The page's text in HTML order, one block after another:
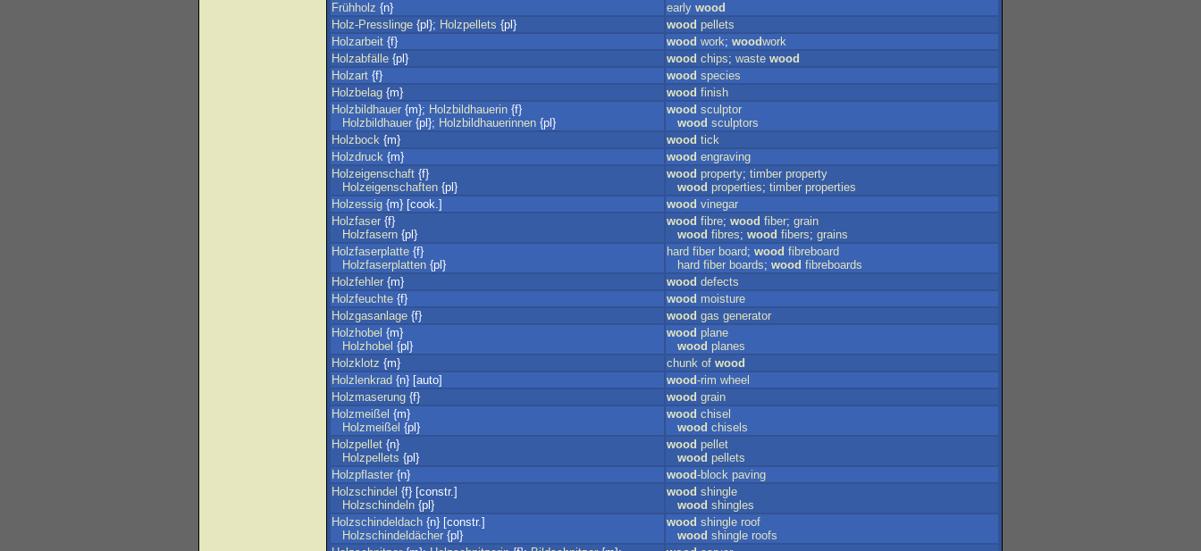
Frühholz {n} early wood
Holz-Presslinge {pl}; Holzpellets {pl} wood pellets
Holzarbeit {f} wood work; woodwork
Holzabfälle {pl} wood chips; waste wood
Holzart {f} wood species
Holzbelag {m} wood finish
Holzbildhauer {m}; Holzbildhauerin {f}
Holzbildhauer {pl}; Holzbildhauerinnen {pl}
wood sculptor
wood sculptors
Holzbock {m} wood tick
Holzdruck {m} wood engraving
Holzeigenschaft {f}
Holzeigenschaften {pl}
wood property; timber property
wood properties; timber properties
Holzessig {m} [cook.] wood vinegar
Holzfaser {f}
Holzfasern {pl}
wood fibre; wood fiber; grain
wood fibres; wood fibers; grains
Holzfaserplatte {f}
Holzfaserplatten {pl}
hard fiber board; wood fibreboard
hard fiber boards; wood fibreboards
Holzfehler {m} wood defects
Holzfeuchte {f} wood moisture
Holzgasanlage {f} wood gas generator
Holzhobel {m}
Holzhobel {pl}
wood plane
wood planes
Holzklotz {m} chunk of wood
Holzlenkrad {n} [auto] wood-rim wheel
Holzmaserung {f} wood grain
Holzmeißel {m}
Holzmeißel {pl}
wood chisel
wood chisels
Holzpellet {n}
Holzpellets {pl}
wood pellet
wood pellets
Holzpflaster {n} wood-block paving
Holzschindel {f} [constr.]
Holzschindeln {pl}
wood shingle
wood shingles
Holzschindeldach {n} [constr.]
Holzschindeldächer {pl}
wood shingle roof
wood shingle roofs